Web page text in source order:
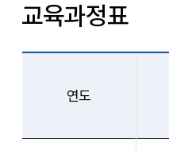
교육과정표
연도